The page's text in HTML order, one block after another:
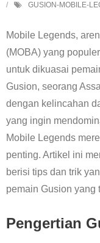
GUSION-MOBILE-
Mobile Legends,
(MOBA) yang
untuk dikuasai
Gusion, seorang
dengan kelincahan
yang ingin
Mobile Legends
penting. Artikel ini
berisi tips dan trik
pemain Gusion yang
Pengertian